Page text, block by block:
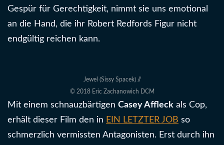
Gespür für Gerechtigkeit, nimmt sie uns emotional
an die Hand, die ihr Robert Redfords Figur nicht
endgültig reichen kann.
Jewel (Sissy Spacek) //
© 2018 Eric Zachanowich DCM
Mit einem schnauzbärtigen Casey Affleck als Cop,
erhält dieser Film den in EIN LETZTER JOB so
schmerzlich vermissten Antagonisten. Erst durch ihn